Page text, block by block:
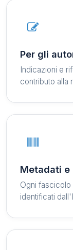
Per gli
Indicazioni e
contributo alla
Metadati e
Ogni fascicolo
identificati